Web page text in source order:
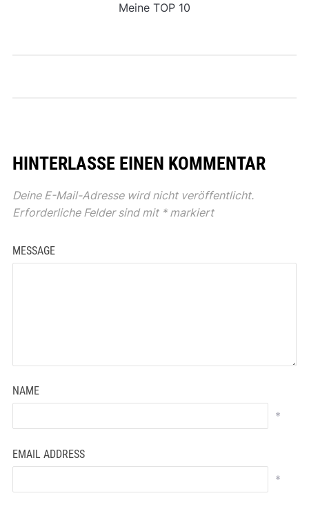
Meine TOP 10
HINTERLASSE EINEN KOMMENTAR
Deine E-Mail-Adresse wird nicht veröffentlicht.
Erforderliche Felder sind mit *markiert
MESSAGE
NAME
*
EMAIL ADDRESS
*